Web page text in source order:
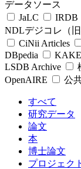
データソース
JaLC
IRDB
NDLデジコレ（
CiNii Articles
DBpedia
LSDB Archive
OpenAIRE
公
すべて
研究データ
論文
本
博士論文
プロジェク